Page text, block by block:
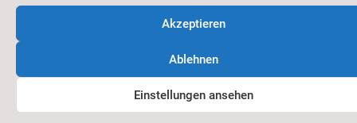
Akzeptieren
Ablehnen
Einstellungen ansehen